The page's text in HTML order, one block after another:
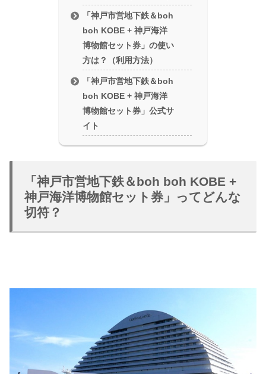
「神戸市営地下鉄＆boh
boh KOBE + 神戸海洋
博物館セット券」の使い
方は？（利用方法）
「神戸市営地下鉄＆boh
boh KOBE + 神戸海洋
博物館セット券」公式サ
イト
「神戸市営地下鉄＆boh boh KOBE +
神戸海洋博物館セット券」ってどんな
切符？